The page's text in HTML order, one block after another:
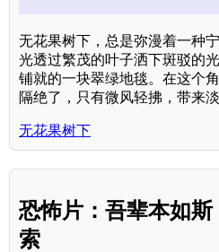
无花果树下，总是弥漫着一种
光透过繁茂的叶子洒下斑驳的
铺就的一块翠绿地毯。在这个
隔绝了，只有微风轻拂，带来淡
无花果树下
恐怖片：吾辈本如
索